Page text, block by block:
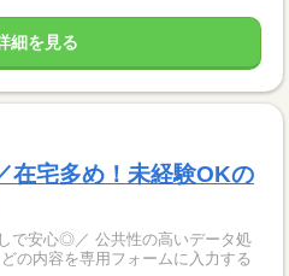
細を見る
在宅多め！未経験OKの
性の高いデータ処
の内容を専用フォームに入力する